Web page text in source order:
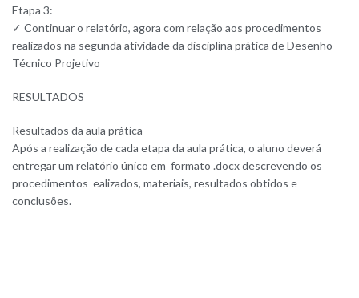
Etapa 3:
✓ Continuar o relatório, agora com relação aos procedimentos
realizados na segunda atividade da disciplina prática de Desenho
Técnico Projetivo
RESULTADOS
Resultados da aula prática
Após a realização de cada etapa da aula prática, o aluno deverá
entregar um relatório único em formato .docx descrevendo os
procedimentos ealizados, materiais, resultados obtidos e
conclusões.